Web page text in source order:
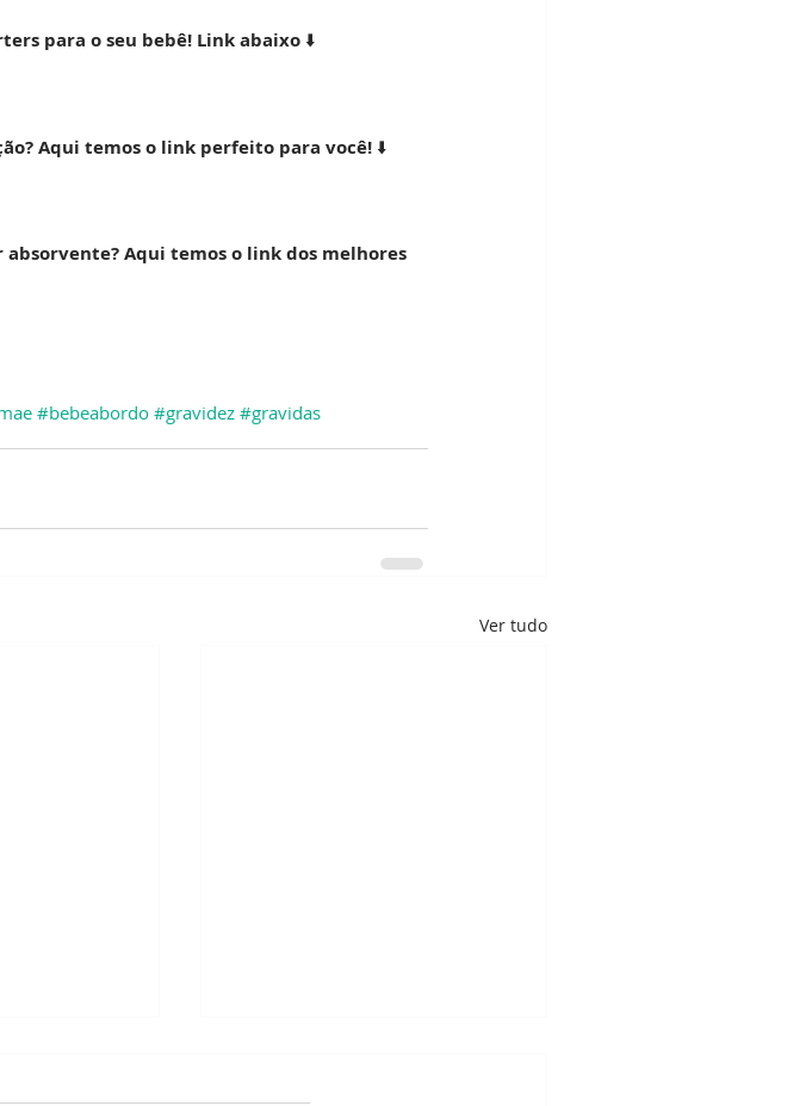
para o seu bebê! Link abaixo ⬇️
Aqui temos o link perfeito para você! ⬇️
Aqui temos o link dos melhores
#bebeabordo #gravidez #gravidas
Ver tudo